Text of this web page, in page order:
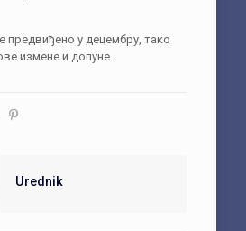
предвиђено у децембру, тако
измене и допуне.
Urednik